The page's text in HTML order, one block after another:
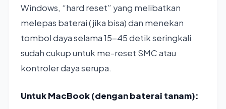
Windows, “hard reset” yang melibatkan
melepas baterai (jika bisa) dan menekan
tombol daya selama 15-45 detik seringkali
sudah cukup untuk me-reset SMC atau
kontroler daya serupa.
Untuk MacBook (dengan baterai tanam):